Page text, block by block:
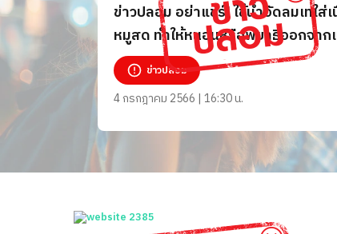
ข่าวปลอม อย่าแชร์! ใช้น้ำอัดลมเทใส่
หมูสด ทำให้หนอนหรือพยาธิออกจาก
หมู
ข่าวปลอม
4 กรกฎาคม 2566 | 16:30 น.